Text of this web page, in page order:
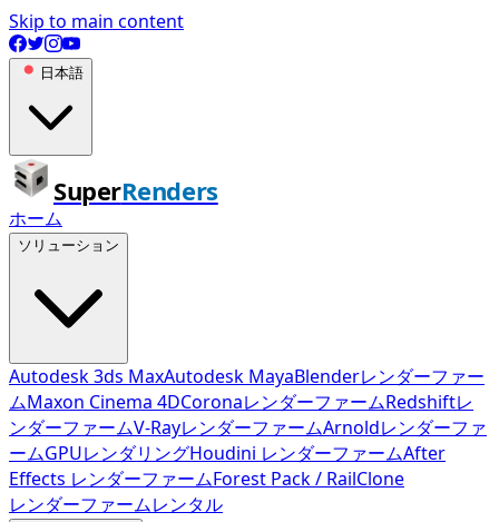
Skip to main content
日本語
SuperRenders
ホーム
ソリューション
Autodesk 3ds MaxAutodesk MayaBlenderレンダーファー
ムMaxon Cinema 4DCoronaレンダーファームRedshiftレ
ンダーファームV-RayレンダーファームArnoldレンダーファ
ームGPUレンダリングHoudini レンダーファームAfter
Effects レンダーファームForest Pack / RailClone
レンダーファームレンタル